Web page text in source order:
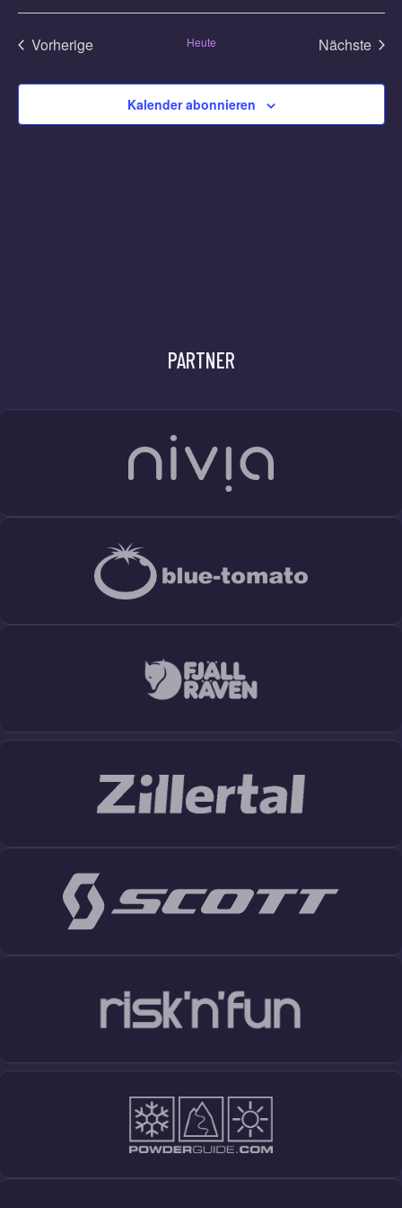
Vorherige
Heute
Nächste
Kalender abonnieren
PARTNER